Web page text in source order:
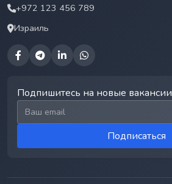
+972 123 456 789
Израиль
Подпишитесь на новые вакансии
Email для подписки
Подписаться